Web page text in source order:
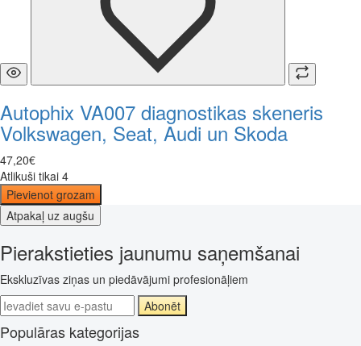
Autophix VA007 diagnostikas skeneris
Volkswagen, Seat, Audi un Skoda
47,20€
Atlikuši tikai 4
Pievienot grozam
Atpakaļ uz augšu
Pierakstieties jaunumu saņemšanai
Ekskluzīvas ziņas un piedāvājumi profesionāļiem
Abonēt
Populāras kategorijas